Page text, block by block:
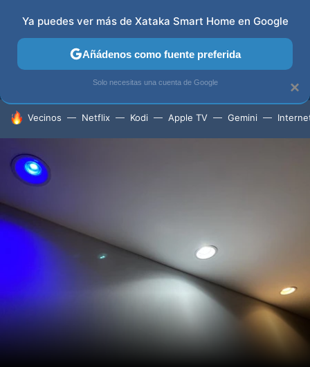
MENÚ NUEVO
CONTENIDOS SMART TV
HOY SE HABLA DE
Vecinos Netflix Kodi Apple TV Gemini
×
Ya puedes ver más de Xataka Smart Home en Google
Añádenos como fuente preferida
Solo necesitas una cuenta de Google